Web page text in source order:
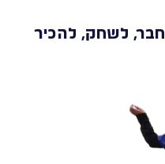
לשחק, להכיר